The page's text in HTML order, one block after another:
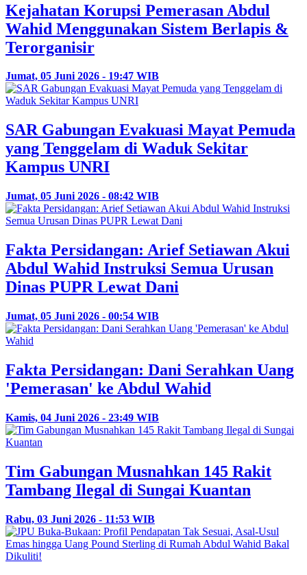
Kejahatan Korupsi Pemerasan Abdul
Wahid Menggunakan Sistem Berlapis &
Terorganisir
Jumat, 05 Juni 2026 - 19:47 WIB
SAR Gabungan Evakuasi Mayat Pemuda
yang Tenggelam di Waduk Sekitar
Kampus UNRI
Jumat, 05 Juni 2026 - 08:42 WIB
Fakta Persidangan: Arief Setiawan Akui
Abdul Wahid Instruksi Semua Urusan
Dinas PUPR Lewat Dani
Jumat, 05 Juni 2026 - 00:54 WIB
Fakta Persidangan: Dani Serahkan Uang
'Pemerasan' ke Abdul Wahid
Kamis, 04 Juni 2026 - 23:49 WIB
Tim Gabungan Musnahkan 145 Rakit
Tambang Ilegal di Sungai Kuantan
Rabu, 03 Juni 2026 - 11:53 WIB